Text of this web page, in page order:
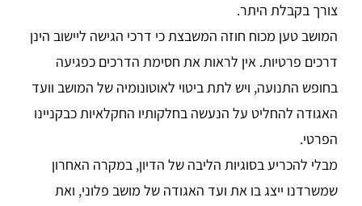
צורך בקבלת היתר.
המושב טען מכוח חוזה המשבצת כי דרכי הגישה ליישוב הינן
דרכים פרטיות. אין לראות את חסימת הדרכים כפגיעה
בחופש התנועה, ויש לתת ביטוי לאוטונומיה של המושב וועד
האגודה להחליט על הנעשה בחלקותיו החקלאיות כבקניינו
הפרטי.
מבלי להכריע בסוגיות הליבה של הדיון, במקרה האחרון
שמשרדנו ייצג בו את ועד האגודה של מושב פלוני, ואת